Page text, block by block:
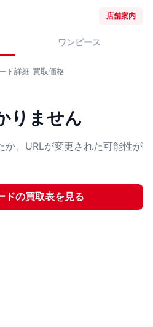
店舗案内
ワンピース
ド詳細 買取価格
りません
か、URLが変更された可能性が
ドの買取表を見る